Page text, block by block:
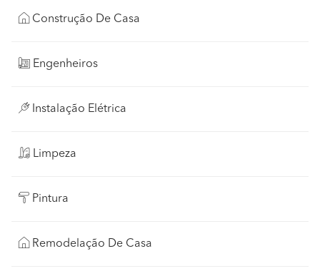
Construção De Casa
Engenheiros
Instalação Elétrica
Limpeza
Pintura
Remodelação De Casa